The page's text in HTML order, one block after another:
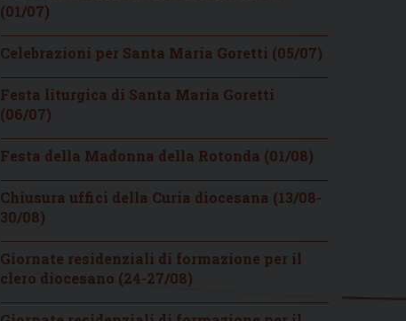
(01/07)
Celebrazioni per Santa Maria Goretti (05/07)
Festa liturgica di Santa Maria Goretti
(06/07)
Festa della Madonna della Rotonda (01/08)
Chiusura uffici della Curia diocesana (13/08-
30/08)
Giornate residenziali di formazione per il
clero diocesano (24-27/08)